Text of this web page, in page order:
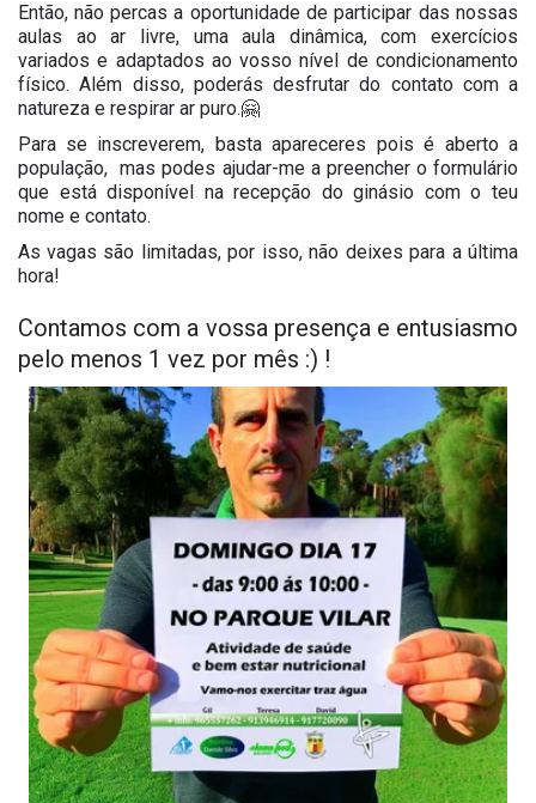
Então, não percas a oportunidade de participar das nossas
aulas ao ar livre, uma aula dinâmica, com exercícios
variados e adaptados ao vosso nível de condicionamento
físico. Além disso, poderás desfrutar do contato com a
natureza e respirar ar puro.🤗
Para se inscreverem, basta apareceres pois é aberto a
população, mas podes ajudar-me a preencher o formulário
que está disponível na recepção do ginásio com o teu
nome e contato.
As vagas são limitadas, por isso, não deixes para a última
hora!
Contamos com a vossa presença e entusiasmo
pelo menos 1 vez por mês :) !